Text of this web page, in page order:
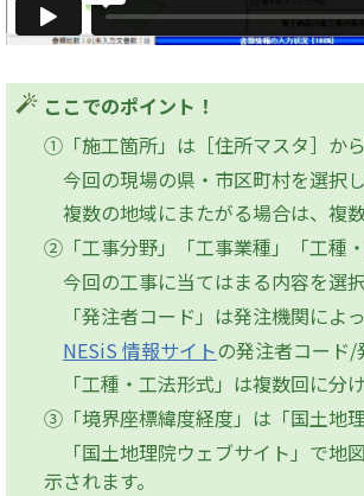
ここでのポイント！
①「施工箇所」は［住所マスタ］か
今回の現場の県・市区町村を選択し
複数の地域にまたがる場合は、複
②「工事分野」「工事業種」「工種
今回の工事に当てはまる内容を選
「発注者コード」は発注機関によ
NESiS 情報サイトの発注者コード/
「工種・工法形式」は複数回に分
③「境界座標緯度経度」は「国土地
「国土地理院ウェブサイト」で地
示されます。